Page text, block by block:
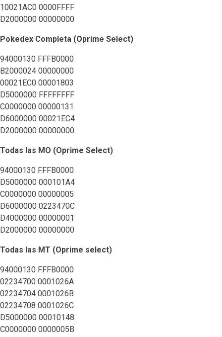
10021AC0 0000FFFF
D2000000 00000000
Pokedex Completa (Oprime Select)
94000130 FFFB0000
B2000024 00000000
00021EC0 00001803
D5000000 FFFFFFFF
C0000000 00000131
D6000000 00021EC4
D2000000 00000000
Todas las MO (Oprime Select)
94000130 FFFB0000
D5000000 000101A4
C0000000 00000005
D6000000 0223470C
D4000000 00000001
D2000000 00000000
Todas las MT (Oprime select)
94000130 FFFB0000
02234700 0001026A
02234704 0001026B
02234708 0001026C
D5000000 00010148
C0000000 0000005B